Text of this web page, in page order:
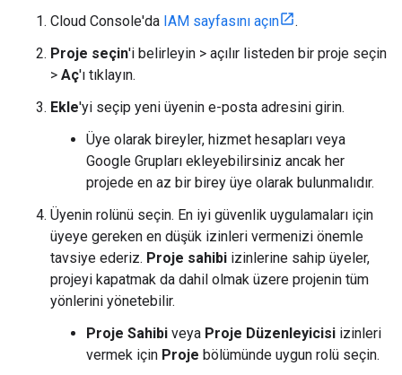
Cloud Console'da IAM sayfasını açın
.
Proje seçin'i belirleyin > açılır listeden bir proje seçin
> Aç'ı tıklayın.
Ekle'yi seçip yeni üyenin e-posta adresini girin.
Üye olarak bireyler, hizmet hesapları veya
Google Grupları ekleyebilirsiniz ancak her
projede en az bir birey üye olarak bulunmalıdır.
Üyenin rolünü seçin. En iyi güvenlik uygulamaları için
üyeye gereken en düşük izinleri vermenizi önemle
tavsiye ederiz. Proje sahibi izinlerine sahip üyeler,
projeyi kapatmak da dahil olmak üzere projenin tüm
yönlerini yönetebilir.
Proje Sahibi veya Proje Düzenleyicisi izinleri
vermek için Proje bölümünde uygun rolü seçin.